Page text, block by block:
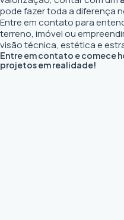
pode fazer toda a diferença
Entre em contato para
terreno, imóvel ou
visão técnica, estética e
Entre em contato e comece
projetos em realidade!